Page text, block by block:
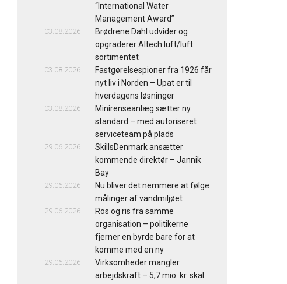
“International Water
Management Award”
03.08.2026
Brødrene Dahl udvider og
opgraderer Altech luft/luft
sortimentet
03.08.2026
Fastgørelsespioner fra 1926 får
nyt liv i Norden – Upat er til
hverdagens løsninger
03.08.2026
Minirenseanlæg sætter ny
standard – med autoriseret
serviceteam på plads
29.06.2026
SkillsDenmark ansætter
kommende direktør – Jannik
Bay
29.06.2026
Nu bliver det nemmere at følge
målinger af vandmiljøet
29.06.2026
Ros og ris fra samme
organisation – politikerne
fjerner en byrde bare for at
komme med en ny
29.06.2026
Virksomheder mangler
arbejdskraft – 5,7 mio. kr. skal